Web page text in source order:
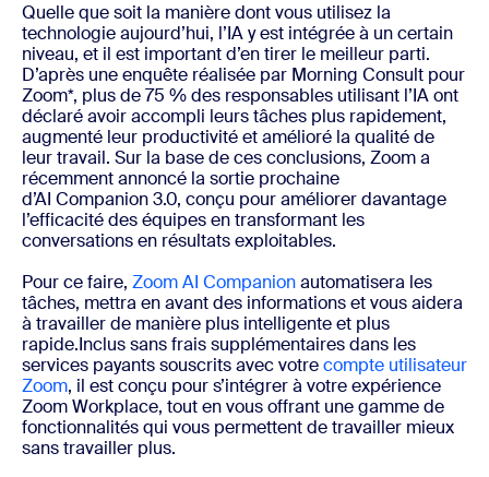
Quelle que soit la manière dont vous utilisez la
technologie aujourd’hui, l’IA y est intégrée à un certain
niveau, et il est important d’en tirer le meilleur parti.
D’après une enquête réalisée par Morning Consult pour
Zoom*, plus de 75 % des responsables utilisant l’IA ont
déclaré avoir accompli leurs tâches plus rapidement,
augmenté leur productivité et amélioré la qualité de
leur travail. Sur la base de ces conclusions, Zoom a
récemment annoncé la sortie prochaine
d’AI Companion 3.0, conçu pour améliorer davantage
l’efficacité des équipes en transformant les
conversations en résultats exploitables.
Pour ce faire, Zoom AI Companionautomatisera les
tâches, mettra en avant des informations et vous aidera
à travailler de manière plus intelligente et plus
rapide.Inclus sans frais supplémentaires dans les
services payants souscrits avec votrecompte utilisateur
Zoom, il est conçu pour s’intégrer à votre expérience
Zoom Workplace, tout en vous offrant une gamme de
fonctionnalités qui vous permettent de travailler mieux
sans travailler plus.